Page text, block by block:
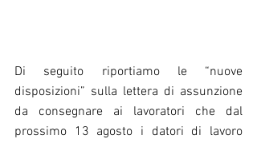
Di seguito riportiamo le “nuove
disposizioni” sulla lettera di assunzione
da consegnare ai lavoratori che dal
prossimo 13 agosto i datori di lavoro